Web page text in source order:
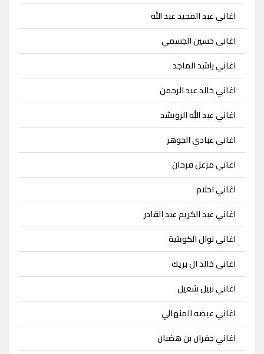
اغاني عبد المجيد عبد الله
اغاني حسين الجسمي
اغاني راشد الماجد
اغاني خالد عبد الرحمن
اغاني عبد الله الرويشد
اغاني عبادي الجوهر
اغاني مزعل فرحان
اغاني احلام
اغاني عبد الكريم عبد القادر
اغاني نوال الكويتية
اغاني خالد ال بريك
اغاني نبيل شعيل
اغاني عيضه المنهالي
اغاني جفران بن هضبان